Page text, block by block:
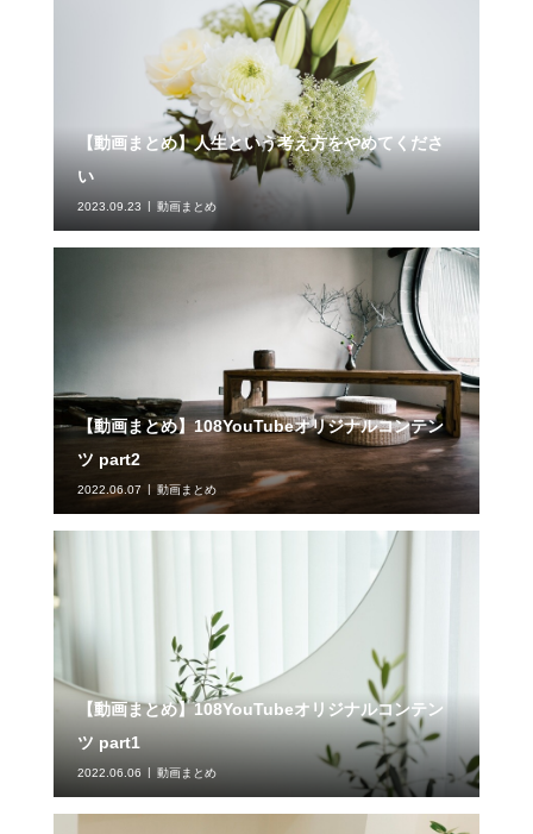
【動画まとめ】人生という考え方をやめてくださ
い
2023.09.23 動画まとめ
【動画まとめ】108YouTubeオリジナルコンテン
ツ part2
2022.06.07 動画まとめ
【動画まとめ】108YouTubeオリジナルコンテン
ツ part1
2022.06.06 動画まとめ